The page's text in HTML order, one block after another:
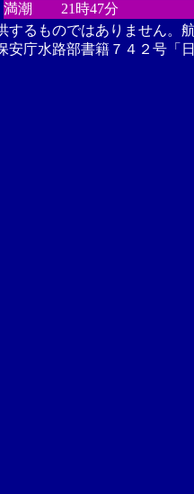
満潮
21時47分
するものではありません。
安庁水路部書籍７４２号「